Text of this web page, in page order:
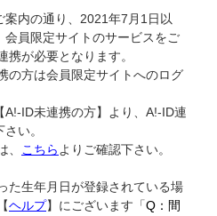
案内の通り、2021年7月1日以
会員限定サイトのサービスをご
携が必要となります。
の方は会員限定サイトへのログ
A!-ID未連携の方】より、A!-ID連
い。
、
こちら よりご確認下さい。
た生年月日が登録されている場
ヘルプ】にございます「Q：間